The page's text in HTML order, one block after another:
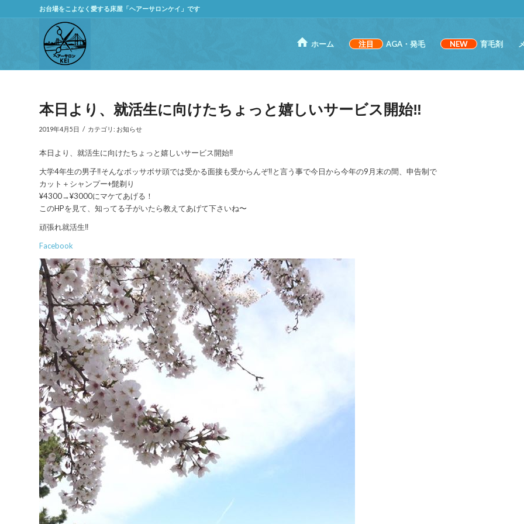
お台場をこよなく愛する床屋「ヘアーサロンケイ」です
ホーム 注目 AGA・発毛 NEW 育毛剤
本日より、就活生に向けたちょっと嬉しいサービス開始‼️
2019年4月5日 / カテゴリ: お知らせ
本日より、就活生に向けたちょっと嬉しいサービス開始‼️
大学4年生の男子‼️そんなボッサボサ頭では受かる面接も受からんぞ‼️と言う事で今日から今年の9月末の間、申告制で
カット＋シャンプー+髭剃り
¥4300→¥3000にマケてあげる！
このHPを見て、知ってる子がいたら教えてあげて下さいね〜
頑張れ就活生‼️
Facebook